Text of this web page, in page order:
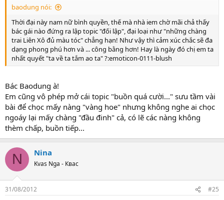
baodung nói:
Thời đại này nam nữ bình quyền, thế mà nhà iem chờ mãi chả thấy
bác gái nào đứng ra lập topic "đối lập", đại loại như "những chàng
trai Liên Xô đủ màu tóc" chẳng hạn! Như vậy thì cảm xúc chắc sẽ đa
dạng phong phú hơn và ... công bằng hơn! Hay là ngày đó chị em ta
nhất quyết "ta về ta tắm ao ta" ?:emoticon-0111-blush
Bác Baodung à!
Em cũng vô phép mở cái topic "buồn quá cười..." sưu tầm vài
bài để chọc mấy nàng "vàng hoe" nhưng không nghe ai chọc
ngoáy lại mấy chàng "đầu đinh" cả, có lẽ các nàng không
thèm chấp, buồn tiếp...
N Nina
Kvas Nga - Квас
31/08/2012 #25